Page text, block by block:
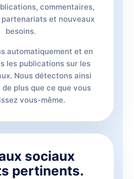
commentaires,
et nouveaux
besoins.
automatiquement et en
les publications sur les
Nous détectons ainsi
plus que ce que vous
vous-même.
sociaux
pertinents.